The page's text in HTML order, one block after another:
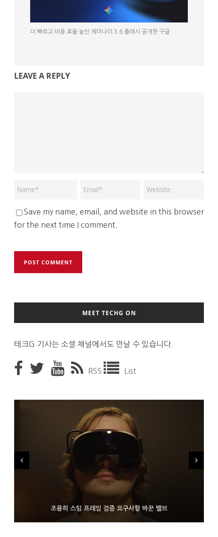
더 빠르고 비용 효율 높인 제미나이 3.6 플래시 공개한 구글
LEAVE A REPLY
Save my name, email, and website in this browser
for the next time I comment.
MEET TECHG ON
테크G 기사는 소셜 채널에서도 만날 수 있습니다.
RSS List
조용히 스팀 프레임 검증 요구사항 바꾼 밸브
9월 4일부터 서비스 접는 안드로이드 장치용 구글 어시스턴트
보인 삼성전자